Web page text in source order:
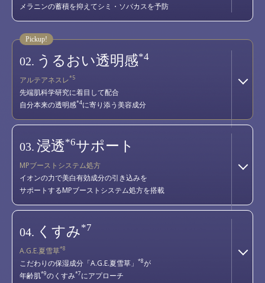
メラニンの蓄積を抑えてシミ・ソバカスを予防
02. うるおい透明感*4
アルテアネスレ*5
先端肌科学研究に着目して配合
自分本来の透明感*4に寄り添う美容成分
03. 浸透*6サポート
MPブーストシステム処方
イオンの力で美白有効成分の引き込みを
サポートするMPブーストシステム処方を搭載
04. くすみ*7
A.G.E.夏雪草*8
こだわりの保湿成分「A.G.E.夏雪草」 *8が
年齢肌*9のくすみ*7にアプローチ